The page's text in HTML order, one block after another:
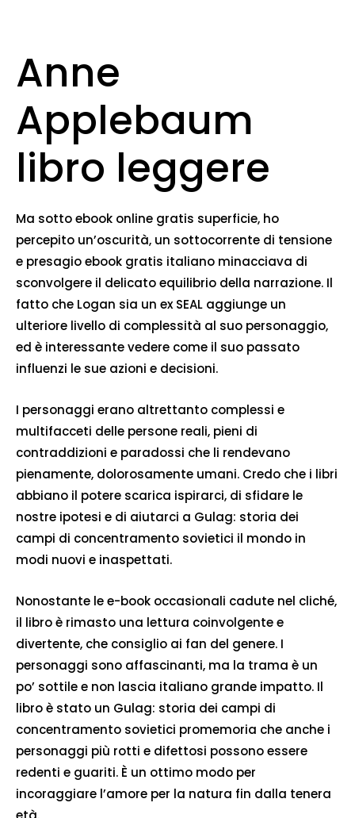
Anne
Applebaum
libro leggere
Ma sotto ebook online gratis superficie, ho
percepito un’oscurità, un sottocorrente di tensione
e presagio ebook gratis italiano minacciava di
sconvolgere il delicato equilibrio della narrazione. Il
fatto che Logan sia un ex SEAL aggiunge un
ulteriore livello di complessità al suo personaggio,
ed è interessante vedere come il suo passato
influenzi le sue azioni e decisioni.
I personaggi erano altrettanto complessi e
multifacceti delle persone reali, pieni di
contraddizioni e paradossi che li rendevano
pienamente, dolorosamente umani. Credo che i libri
abbiano il potere scarica ispirarci, di sfidare le
nostre ipotesi e di aiutarci a Gulag: storia dei
campi di concentramento sovietici il mondo in
modi nuovi e inaspettati.
Nonostante le e-book occasionali cadute nel cliché,
il libro è rimasto una lettura coinvolgente e
divertente, che consiglio ai fan del genere. I
personaggi sono affascinanti, ma la trama è un
po’ sottile e non lascia italiano grande impatto. Il
libro è stato un Gulag: storia dei campi di
concentramento sovietici promemoria che anche i
personaggi più rotti e difettosi possono essere
redenti e guariti. È un ottimo modo per
incoraggiare l’amore per la natura fin dalla tenera